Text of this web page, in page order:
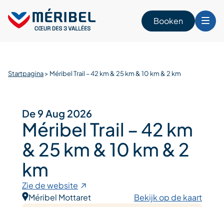
content
Booken
Startpagina> Méribel Trail – 42 km & 25 km & 10 km & 2 km
De 9 Aug 2026
Méribel Trail – 42 km
& 25 km & 10 km & 2
km
Zie de website
Méribel Mottaret
Bekijk op de kaart